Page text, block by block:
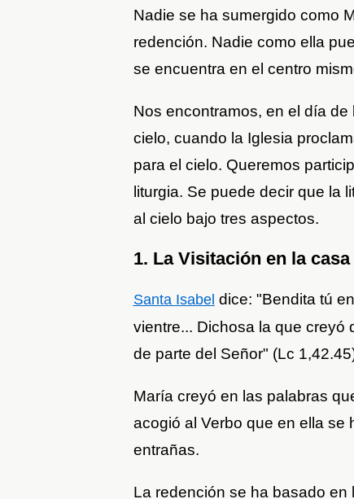
Nadie se ha sumergido como
redención. Nadie como ella
se encuentra en el centro
Nos encontramos, en el día
cielo, cuando la Iglesia
para el cielo. Queremos
liturgia. Se puede decir que la
al cielo bajo tres aspectos.
1. La Visitación en la
Santa Isabel dice: "Bendita tú
vientre... Dichosa la que creyó
de parte del Señor" (Lc
María creyó en las palabras
acogió al Verbo que en ella se
entrañas.
La redención se ha basado